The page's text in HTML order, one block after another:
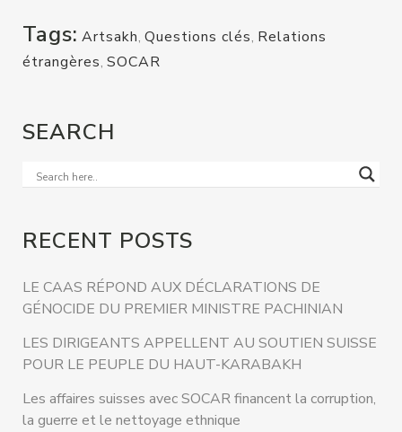
Tags: Artsakh, Questions clés, Relations
étrangères, SOCAR
SEARCH
RECENT POSTS
LE CAAS RÉPOND AUX DÉCLARATIONS DE
GÉNOCIDE DU PREMIER MINISTRE PACHINIAN
LES DIRIGEANTS APPELLENT AU SOUTIEN SUISSE
POUR LE PEUPLE DU HAUT-KARABAKH
Les affaires suisses avec SOCAR financent la corruption,
la guerre et le nettoyage ethnique